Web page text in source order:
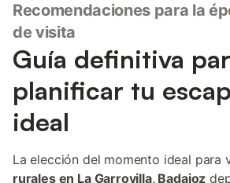
Recomendaciones para la
de visita
Guía definitiva
planificar tu
ideal
La elección del momento ideal para
rurales en La Garrovilla, Badajoz